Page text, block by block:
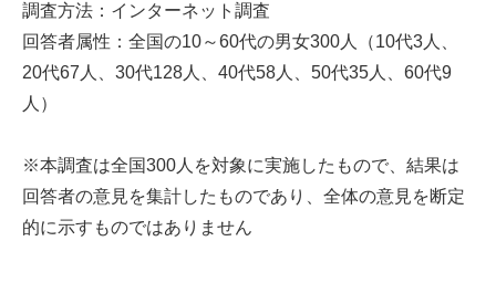
調査方法：インターネット調査
回答者属性：全国の10～60代の男女300人（10代3人、
20代67人、30代128人、40代58人、50代35人、60代9
人）
※本調査は全国300人を対象に実施したもので、結果は
回答者の意見を集計したものであり、全体の意見を断定
的に示すものではありません